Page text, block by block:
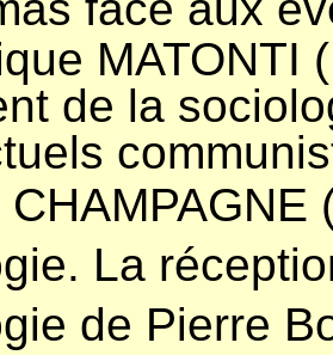
MATONTI
de la
La
de Pierre